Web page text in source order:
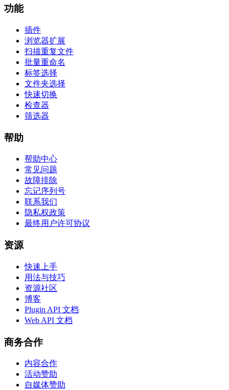
功能
插件
浏览器扩展
扫描重复文件
批量重命名
标签选择
文件夹选择
快速切换
检查器
筛选器
帮助
帮助中心
常见问题
故障排除
忘记序列号
联系我们
隐私权政策
最终用户许可协议
资源
快速上手
用法与技巧
资源社区
博客
Plugin API 文档
Web API 文档
商务合作
内容合作
活动赞助
自媒体赞助